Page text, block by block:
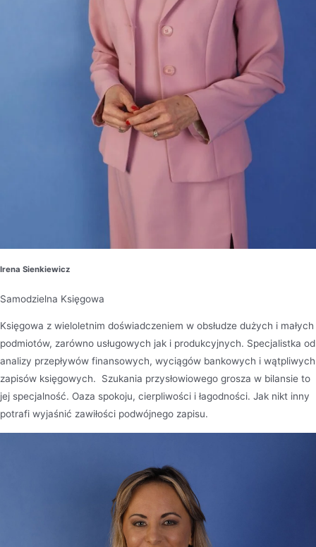
Irena Sienkiewicz
Samodzielna Księgowa
Księgowa z wieloletnim doświadczeniem w obsłudze dużych i małych
podmiotów, zarówno usługowych jak i produkcyjnych. Specjalistka od
analizy przepływów finansowych, wyciągów bankowych i wątpliwych
zapisów księgowych. Szukania przysłowiowego grosza w bilansie to
jej specjalność. Oaza spokoju, cierpliwości i łagodności. Jak nikt inny
potrafi wyjaśnić zawiłości podwójnego zapisu.